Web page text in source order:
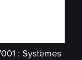
: Systèmes